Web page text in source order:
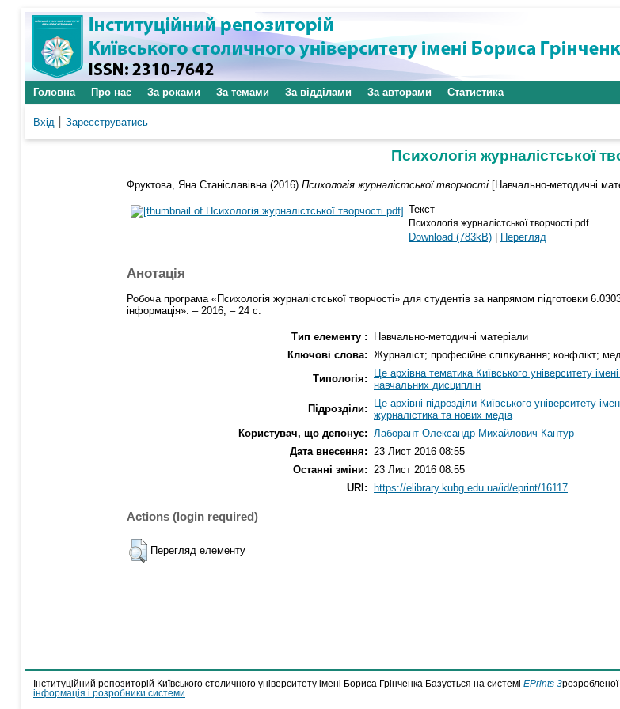
Головна Про нас За роками За темами За відділами За авторами Статистика
Вхід Зареєструватись
Психологія журналістської
Фруктова, Яна Станіславівна (2016) Психологія журналістської творчості [Навчально-методичні
Текст
Психологія журналістської творчості.pdf
Download (783kB) | Перегляд
Анотація
Робоча програма «Психологія журналістської творчості» для студентів за напрямом підготовки
інформація». – 2016, – 24 с.
Тип елементу :
Навчально-методичні матеріали
Ключові слова: Журналіст; професійне спілкування; конфлікт;
Типологія:
Це архівна тематика Київського університету
навчальних дисциплін
Підрозділи:
Це архівні підрозділи Київського університету
журналістика та нових медіа
Користувач, що депонує:
Лаборант Олександр Михайлович Кантур
Дата внесення:
23 Лист 2016 08:55
Останні зміни:
23 Лист 2016 08:55
URI:
https://elibrary.kubg.edu.ua/id/eprint/16117
Actions (login required)
Перегляд елементу
Інституційний репозиторій Київського столичного університету імені Бориса Грінченка Базується на системі EPrints 3розробленої
інформація і розробники системи